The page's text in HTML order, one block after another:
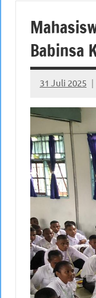
Babinsa
31 Juli 2025
No
comments